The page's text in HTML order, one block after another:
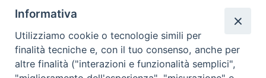
Direttore Responsabile Giuseppe Rabita
Direttore Amministrativo Salvatore Bruno
Editore e Proprietà Opera di Religione della Diocesi di Piazza
Armerina,
Informativa
Utilizziamo cookie o tecnologie simili per
finalità tecniche e, con il tuo consenso, anche per
altre finalità ("interazioni e funzionalità semplici",